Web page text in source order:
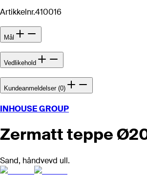
Artikkelnr.410016
Mål
Vedlikehold
Kundeanmeldelser (0)
INHOUSE GROUP
Zermatt teppe
Sand, håndvevd ull.